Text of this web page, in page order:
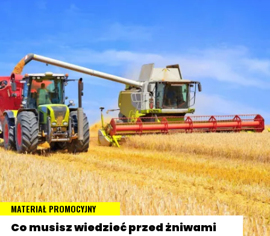
MATERIAŁ PROMOCYJNY
Co musisz wiedzieć przed żniwami